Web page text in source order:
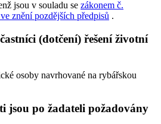
jsou v souladu se zákonem č.
znění pozdějších předpisů .
(dotčení) řešení životní
osoby navrhované na rybářskou
jsou po žadateli požadovány